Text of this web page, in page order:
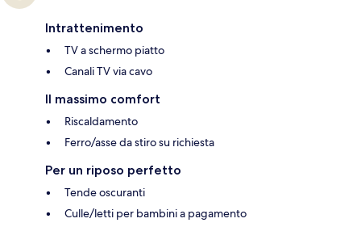
Intrattenimento
TV a schermo piatto
Canali TV via cavo
Il massimo comfort
Riscaldamento
Ferro/asse da stiro su richiesta
Per un riposo perfetto
Tende oscuranti
Culle/letti per bambini a pagamento